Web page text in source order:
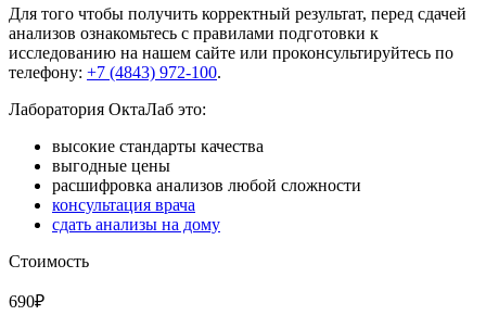
Для того чтобы получить корректный результат, перед сдачей
анализов ознакомьтесь с правилами подготовки к
исследованию на нашем сайте или проконсультируйтесь по
телефону: +7 (4843) 972-100.
Лаборатория ОктаЛаб это:
высокие стандарты качества
выгодные цены
расшифровка анализов любой сложности
консультация врача
сдать анализы на дому
Стоимость
690₽